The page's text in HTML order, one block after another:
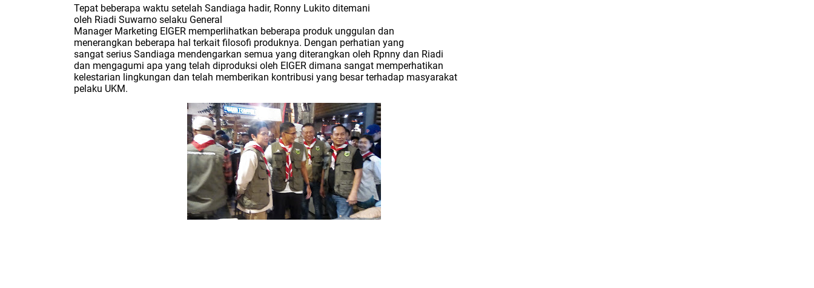
Tepat beberapa waktu setelah Sandiaga hadir, Ronny Lukito ditemani
oleh Riadi Suwarno selaku General
Manager Marketing EIGER memperlihatkan beberapa produk unggulan dan
menerangkan beberapa hal terkait filosofi produknya. Dengan perhatian yang
sangat serius Sandiaga mendengarkan semua yang diterangkan oleh Rpnny dan Riadi
dan mengagumi apa yang telah diproduksi oleh EIGER dimana sangat memperhatikan
kelestarian lingkungan dan telah memberikan kontribusi yang besar terhadap masyarakat
pelaku UKM.